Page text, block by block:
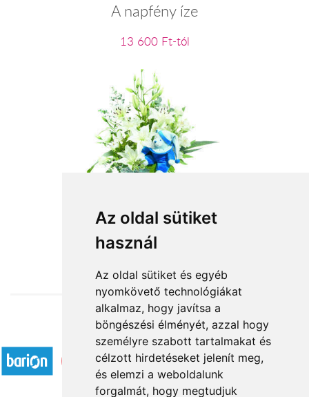
Az oldal sütiket
használ
Az oldal sütiket és egyéb
nyomkövető technológiákat
alkalmaz, hogy javítsa a
böngészési élményét, azzal hogy
személyre szabott tartalmakat és
célzott hirdetéseket jelenít meg,
és elemzi a weboldalunk
forgalmát, hogy megtudjuk
A napfény íze
13 600 Ft-tól
Virágkosár kisfiú születésére
30 400 Ft-tól
Elfogadott fizetési módok